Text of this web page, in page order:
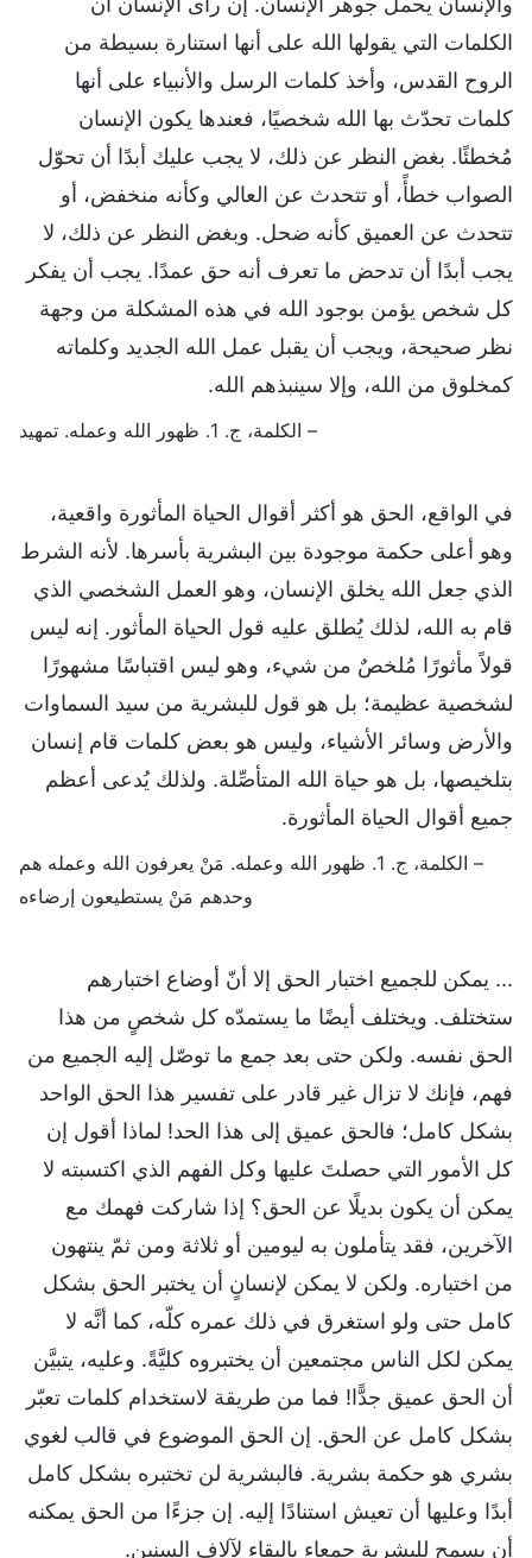
الكلمات التي يقولها الله على أنها استنارة بسيطة من
الروح القدس، وأخذ كلمات الرسل والأنبياء على أنها
كلمات تحدّث بها الله شخصيًا، فعندها يكون الإنسان
مُخطئًا. بغض النظر عن ذلك، لا يجب عليك أبدًا أن تحوّل
الصواب خطأً، أو تتحدث عن العالي وكأنه منخفض، أو
تتحدث عن العميق كأنه ضحل. وبغض النظر عن ذلك، لا
يجب أبدًا أن تدحض ما تعرف أنه حق عمدًا. يجب أن يفكر
كل شخص يؤمن بوجود الله في هذه المشكلة من وجهة
نظر صحيحة، ويجب أن يقبل عمل الله الجديد وكلماته
كمخلوق من الله، وإلا سينبذهم الله.
– الكلمة، ج. 1. ظهور الله وعمله. تمهيد
في الواقع، الحق هو أكثر أقوال الحياة المأثورة واقعية،
وهو أعلى حكمة موجودة بين البشرية بأسرها. لأنه الشرط
الذي جعل الله يخلق الإنسان، وهو العمل الشخصي الذي
قام به الله، لذلك يُطلق عليه قول الحياة المأثور. إنه ليس
قولاً مأثورًا مُلخصٌ من شيء، وهو ليس اقتباسًا مشهورًا
لشخصية عظيمة؛ بل هو قول للبشرية من سيد السماوات
والأرض وسائر الأشياء، وليس هو بعض كلمات قام إنسان
بتلخيصها، بل هو حياة الله المتأصِّلة. ولذلك يُدعى أعظم
جميع أقوال الحياة المأثورة.
– الكلمة، ج. 1. ظهور الله وعمله. مَنْ يعرفون الله وعمله هم
وحدهم مَنْ يستطيعون إرضاءه
... يمكن للجميع اختبار الحق إلا أنّ أوضاع اختبارهم
ستختلف. ويختلف أيضًا ما يستمدّه كل شخصٍ من هذا
الحق نفسه. ولكن حتى بعد جمع ما توصّل إليه الجميع من
فهم، فإنك لا تزال غير قادر على تفسير هذا الحق الواحد
بشكل كامل؛ فالحق عميق إلى هذا الحد! لماذا أقول إن
كل الأمور التي حصلتَ عليها وكل الفهم الذي اكتسبته لا
يمكن أن يكون بديلًا عن الحق؟ إذا شاركت فهمك مع
الآخرين، فقد يتأملون به ليومين أو ثلاثة ومن ثمّ ينتهون
من اختباره. ولكن لا يمكن لإنسانٍ أن يختبر الحق بشكل
كامل حتى ولو استغرق في ذلك عمره كلّه، كما أنَّه لا
يمكن لكل الناس مجتمعين أن يختبروه كليَّةً. وعليه، يتبيَّن
أن الحق عميق جدًّا! فما من طريقة لاستخدام كلمات تعبّر
بشكل كامل عن الحق. إن الحق الموضوع في قالب لغوي
بشري هو حكمة بشرية. فالبشرية لن تختبره بشكل كامل
أبدًا وعليها أن تعيش استنادًا إليه. إن جزءًا من الحق يمكنه
أن يسمح للبشرية جمعاء بالبقاء لآلاف السنين.